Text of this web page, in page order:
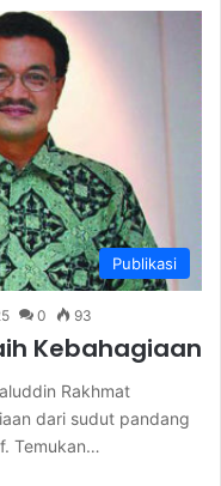
Publikasi
0 93
Kebahagiaan
Rakhmat
dari sudut pandang
Temukan…